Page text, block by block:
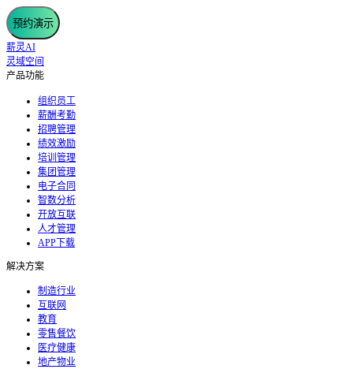
预约演示
薪灵AI
灵域空间
产品功能
组织员工
薪酬考勤
招聘管理
绩效激励
培训管理
集团管理
电子合同
智数分析
开放互联
人才管理
APP下载
解决方案
制造行业
互联网
教育
零售餐饮
医疗健康
地产物业